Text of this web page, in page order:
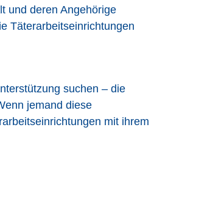
und deren Angehörige
Täterarbeitseinrichtungen
suchen – die
jemand diese
mit ihrem